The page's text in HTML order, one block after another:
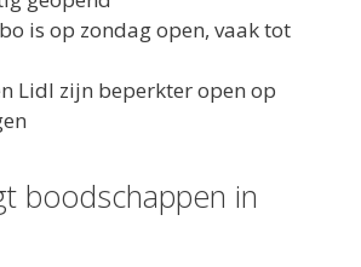
is op zondag open, vaak tot
Lidl zijn beperkter open op
boodschappen in